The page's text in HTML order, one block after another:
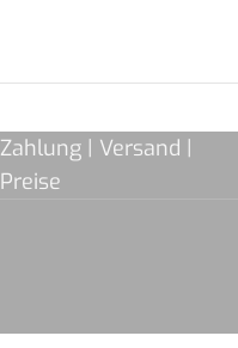
Zahlung | Versand |
Preise